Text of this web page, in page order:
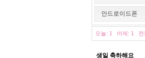
안드로이드폰
오늘: 1 어제: 1
생일 축하해요